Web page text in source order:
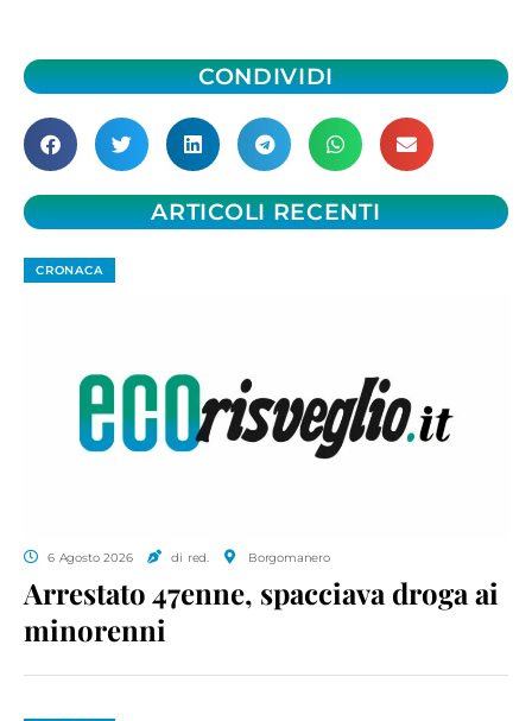
CONDIVIDI
ARTICOLI RECENTI
CRONACA
6 Agosto 2026 di red. Borgomanero
Arrestato 47enne, spacciava droga ai
minorenni